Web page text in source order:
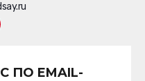
ПО EMAIL-